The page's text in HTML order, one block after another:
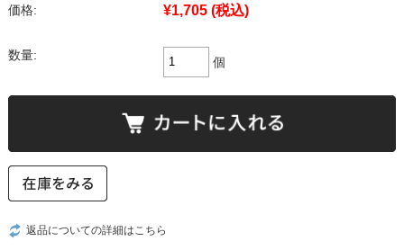
価格: ¥1,705 (税込)
数量: 個
返品についての詳細はこちら